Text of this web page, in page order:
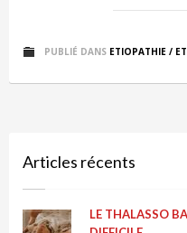
PUBLIÉ DANS ETIOPATHIE /
Articles récents
LE THALASSO